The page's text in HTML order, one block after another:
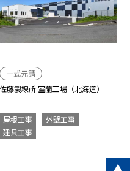
佐藤製線所 室蘭工場（北海道）
一式元請
屋根工事
外壁工事
建具工事